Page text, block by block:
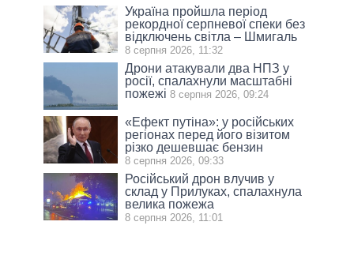
Україна пройшла період
рекордної серпневої спеки без
відключень світла – Шмигаль
8 серпня 2026, 11:32
Дрони атакували два НПЗ у
росії, спалахнули масштабні
пожежі 8 серпня 2026, 09:24
«Ефект путіна»: у російських
регіонах перед його візитом
різко дешевшає бензин
8 серпня 2026, 09:33
Російський дрон влучив у
склад у Прилуках, спалахнула
велика пожежа
8 серпня 2026, 11:01